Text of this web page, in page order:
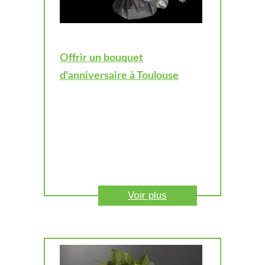
Offrir un bouquet
d'anniversaire à Toulouse
Voir plus